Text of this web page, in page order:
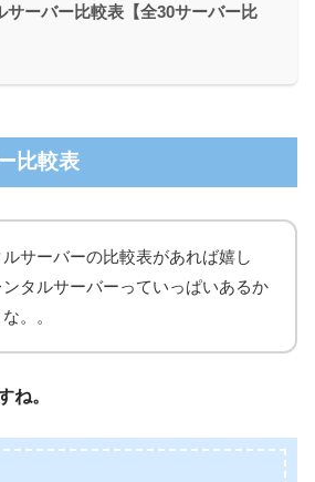
サーバー比較表【全30サーバー比
比較表
ルサーバーの比較表があれば嬉し
ンタルサーバーっていっぱいあるか
。。
ね。